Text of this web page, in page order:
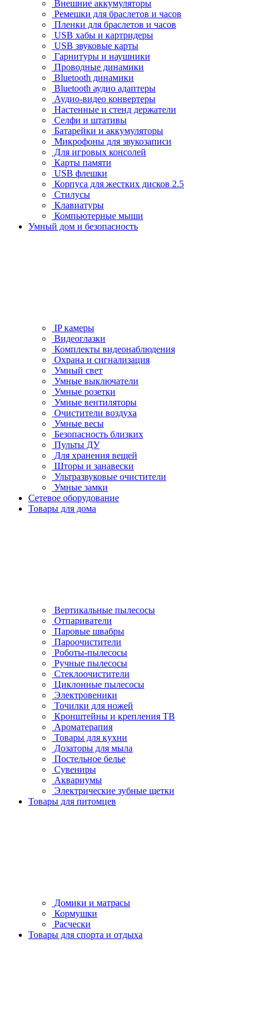
Внешние аккумуляторы
Ремешки для браслетов и часов
Пленки для браслетов и часов
USB хабы и картридеры
USB звуковые карты
Гарнитуры и наушники
Проводные динамики
Bluetooth динамики
Bluetooth аудио адаптеры
Аудио-видео конвертеры
Настенные и стенд держатели
Селфи и штативы
Батарейки и аккумуляторы
Микрофоны для звукозаписи
Для игровых консолей
Карты памяти
USB флешки
Корпуса для жестких дисков 2.5
Стилусы
Клавиатуры
Компьютерные мыши
Умный дом и безопасность
IP камеры
Видеоглазки
Комплекты видеонаблюдения
Охрана и сигнализация
Умный свет
Умные выключатели
Умные розетки
Умные вентиляторы
Очистители воздуха
Умные весы
Безопасность близких
Пульты ДУ
Для хранения вещей
Шторы и занавески
Ультразвуковые очистители
Умные замки
Сетевое оборудование
Товары для дома
Вертикальные пылесосы
Отпариватели
Паровые швабры
Пароочистители
Роботы-пылесосы
Ручные пылесосы
Стеклоочистители
Циклонные пылесосы
Электровеники
Точилки для ножей
Кронштейны и крепления ТВ
Ароматерапия
Товары для кухни
Дозаторы для мыла
Постельное белье
Сувениры
Аквариумы
Электрические зубные щетки
Товары для питомцев
Домики и матрасы
Кормушки
Расчески
Товары для спорта и отдыха